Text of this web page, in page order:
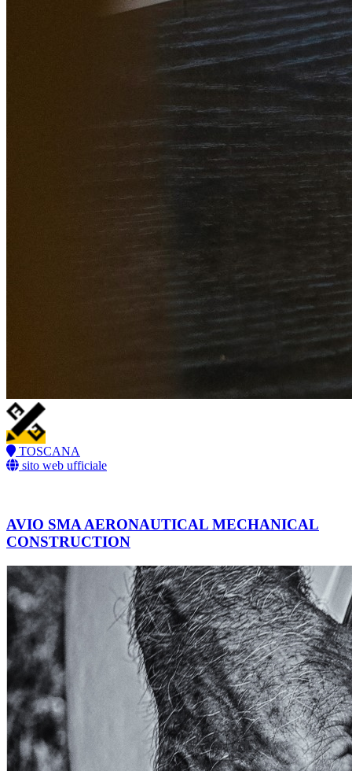
TOSCANA
sito web ufficiale
AVIO SMA AERONAUTICAL MECHANICAL
CONSTRUCTION